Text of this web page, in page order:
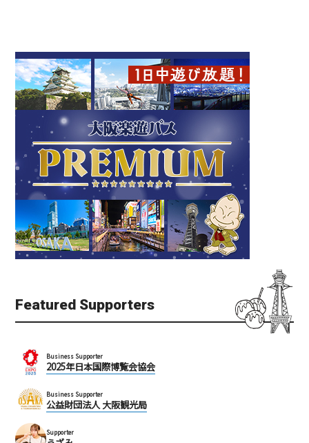
Featured Supporters
Business Supporter
2025年日本国際博覧会協会
Business Supporter
公益財団法人 大阪観光局
Supporter